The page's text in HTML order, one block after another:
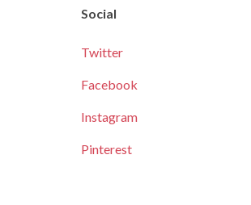
Social
Twitter
Facebook
Instagram
Pinterest